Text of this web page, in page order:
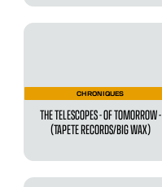
CHRONIQUES
THE TELESCOPES - OF TOMORROW -
(TAPETE RECORDS/BIG WAX)